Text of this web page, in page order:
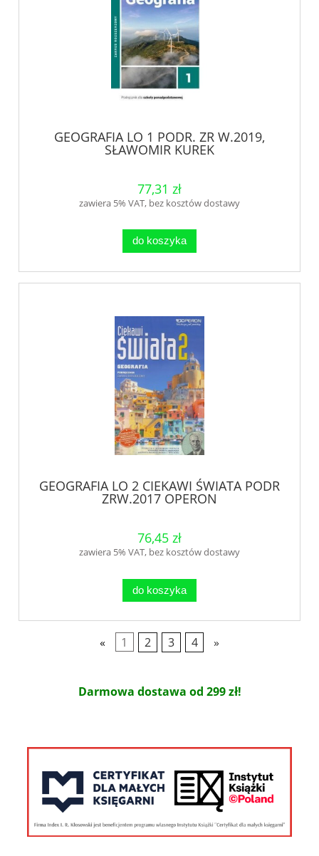
GEOGRAFIA LO 1 PODR. ZR W.2019,
SŁAWOMIR KUREK
77,31 zł
zawiera 5% VAT, bez kosztów dostawy
do koszyka
GEOGRAFIA LO 2 CIEKAWI ŚWIATA PODR
ZRW.2017 OPERON
76,45 zł
zawiera 5% VAT, bez kosztów dostawy
do koszyka
« 1 2 3 4 »
Darmowa dostawa od 299 zł!